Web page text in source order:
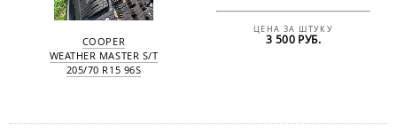
COOPER
WEATHER MASTER S/T
205/70 R15 96S
ЦЕНА ЗА ШТУКУ
3 500 РУБ.